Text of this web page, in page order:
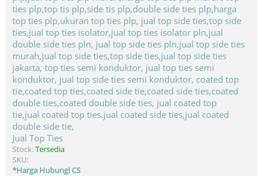
Jual Top Ties
Stock:Tersedia
SKU:
*Harga Hubungi CS